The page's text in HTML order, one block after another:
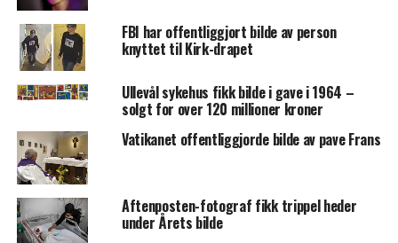
FBI har offentliggjort bilde av person
knyttet til Kirk-drapet
Ullevål sykehus fikk bilde i gave i 1964 –
solgt for over 120 millioner kroner
Vatikanet offentliggjorde bilde av pave Frans
Aftenposten-fotograf fikk trippel heder
under Årets bilde